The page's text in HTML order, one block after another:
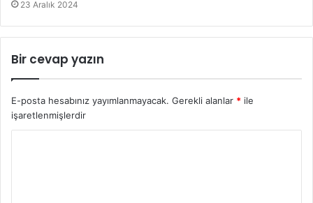
23 Aralık 2024
Bir cevap yazın
E-posta hesabınız yayımlanmayacak. Gerekli alanlar * ile
işaretlenmişlerdir